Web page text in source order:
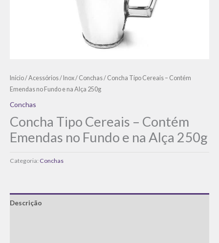
Início/Acessórios/ Inox/ Conchas/ Concha Tipo Cereais – Contém
Emendas no Fundo e na Alça 250g
Conchas
Concha Tipo Cereais – Contém
Emendas no Fundo e na Alça 250g
Categoria: Conchas
Descrição